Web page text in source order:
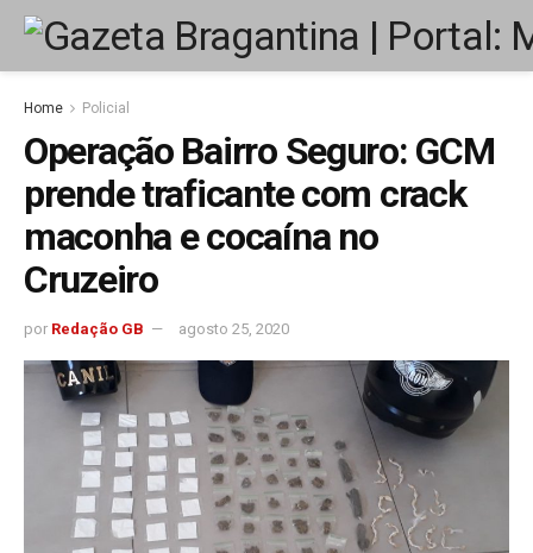
Home Policial
Operação Bairro Seguro: GCM
prende traficante com crack
maconha e cocaína no
Cruzeiro
por Redação GB agosto 25, 2020